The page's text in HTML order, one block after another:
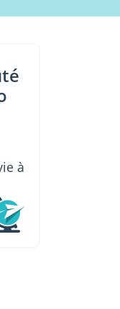
à